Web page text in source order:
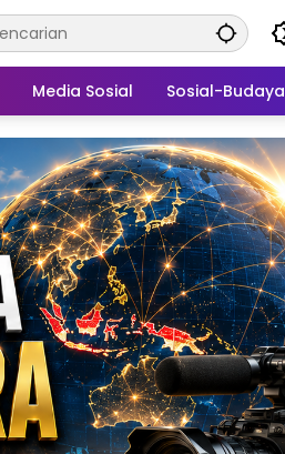
Media Sosial Sosial-Budaya